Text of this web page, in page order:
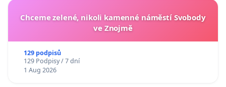
Chceme zelené, nikoli kamenné náměstí Svobody
ve Znojmě
129 podpisů
129 Podpisy / 7 dní
1 Aug 2026